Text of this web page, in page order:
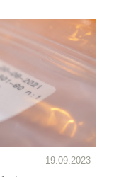
19.09.2023